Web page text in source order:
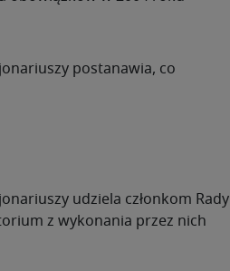
postanawia, co
udziela członkom Rady
z wykonania przez nich